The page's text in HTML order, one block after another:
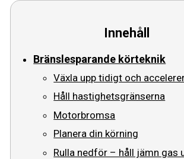
Innehåll
Bränslesparande körteknik
Växla upp tidigt och
Håll hastighetsgränserna
Motorbromsa
Planera din körning
Rulla nedför – håll jämn gas